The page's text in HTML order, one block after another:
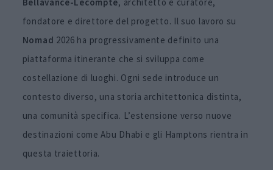
fondatore e direttore del progetto. Il suo lavoro su
Nomad 2026 ha progressivamente definito una
piattaforma itinerante che si sviluppa come
costellazione di luoghi. Ogni sede introduce un
contesto diverso, una storia architettonica distinta,
una comunità specifica. L’estensione verso nuove
destinazioni come Abu Dhabi e gli Hamptons rientra in
questa traiettoria.